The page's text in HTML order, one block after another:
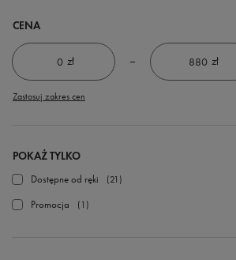
CENA
zł zł
Zastosuj zakres cen
POKAŻ TYLKO
Dostępne od ręki 21
Promocja 1